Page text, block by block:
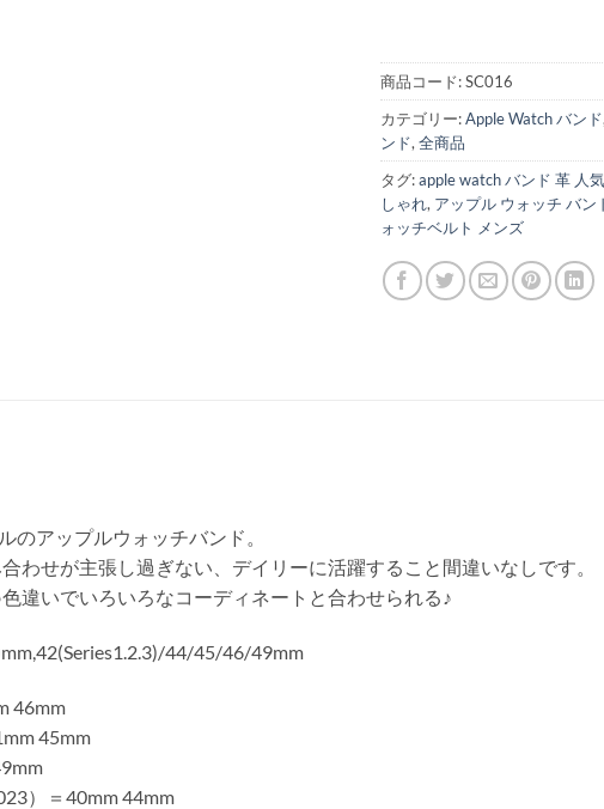
商品コード:SC016
カテゴリー:Apple Watch バンド
ンド,全商品
タグ:apple watch バンド 革 人気
しゃれ, アップル ウォッチ バン
ォッチベルト メンズ
のアップルウォッチバンド。
わせが主張し過ぎない、デイリーに活躍すること間違いなしです。
違いでいろいろなコーディネートと合わせられる♪
44/45/46/49mm
46mm
45mm
）＝40mm 44mm